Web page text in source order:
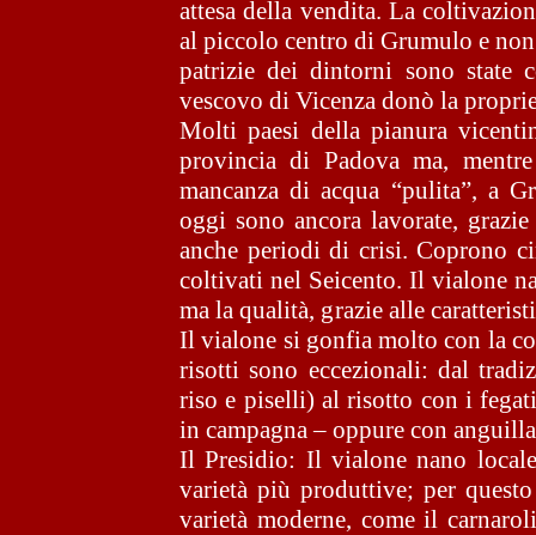
attesa della vendita. La
al piccolo centro di Grumulo e
patrizie dei dintorni sono state
vescovo di Vicenza donò la
Molti paesi della pianura
provincia di Padova ma,
mancanza di acqua “pulita”, a
oggi sono ancora lavorate,
anche periodi di crisi. Coprono
coltivati nel Seicento. Il vialone
ma la qualità, grazie alle
Il vialone si gonfia molto con la
risotti sono eccezionali: dal
riso e piselli) al risotto con i
in campagna – oppure con
Il Presidio: Il vialone nano
varietà più produttive; per
varietà moderne, come il